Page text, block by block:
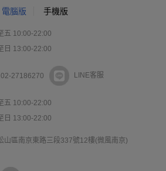
電腦版 手機版
五 10:00-22:00
日 13:00-22:00
02-27186270 LINE客服
五 10:00-22:00
日 13:00-22:00
山區南京東路三段337號12樓(微風南京)